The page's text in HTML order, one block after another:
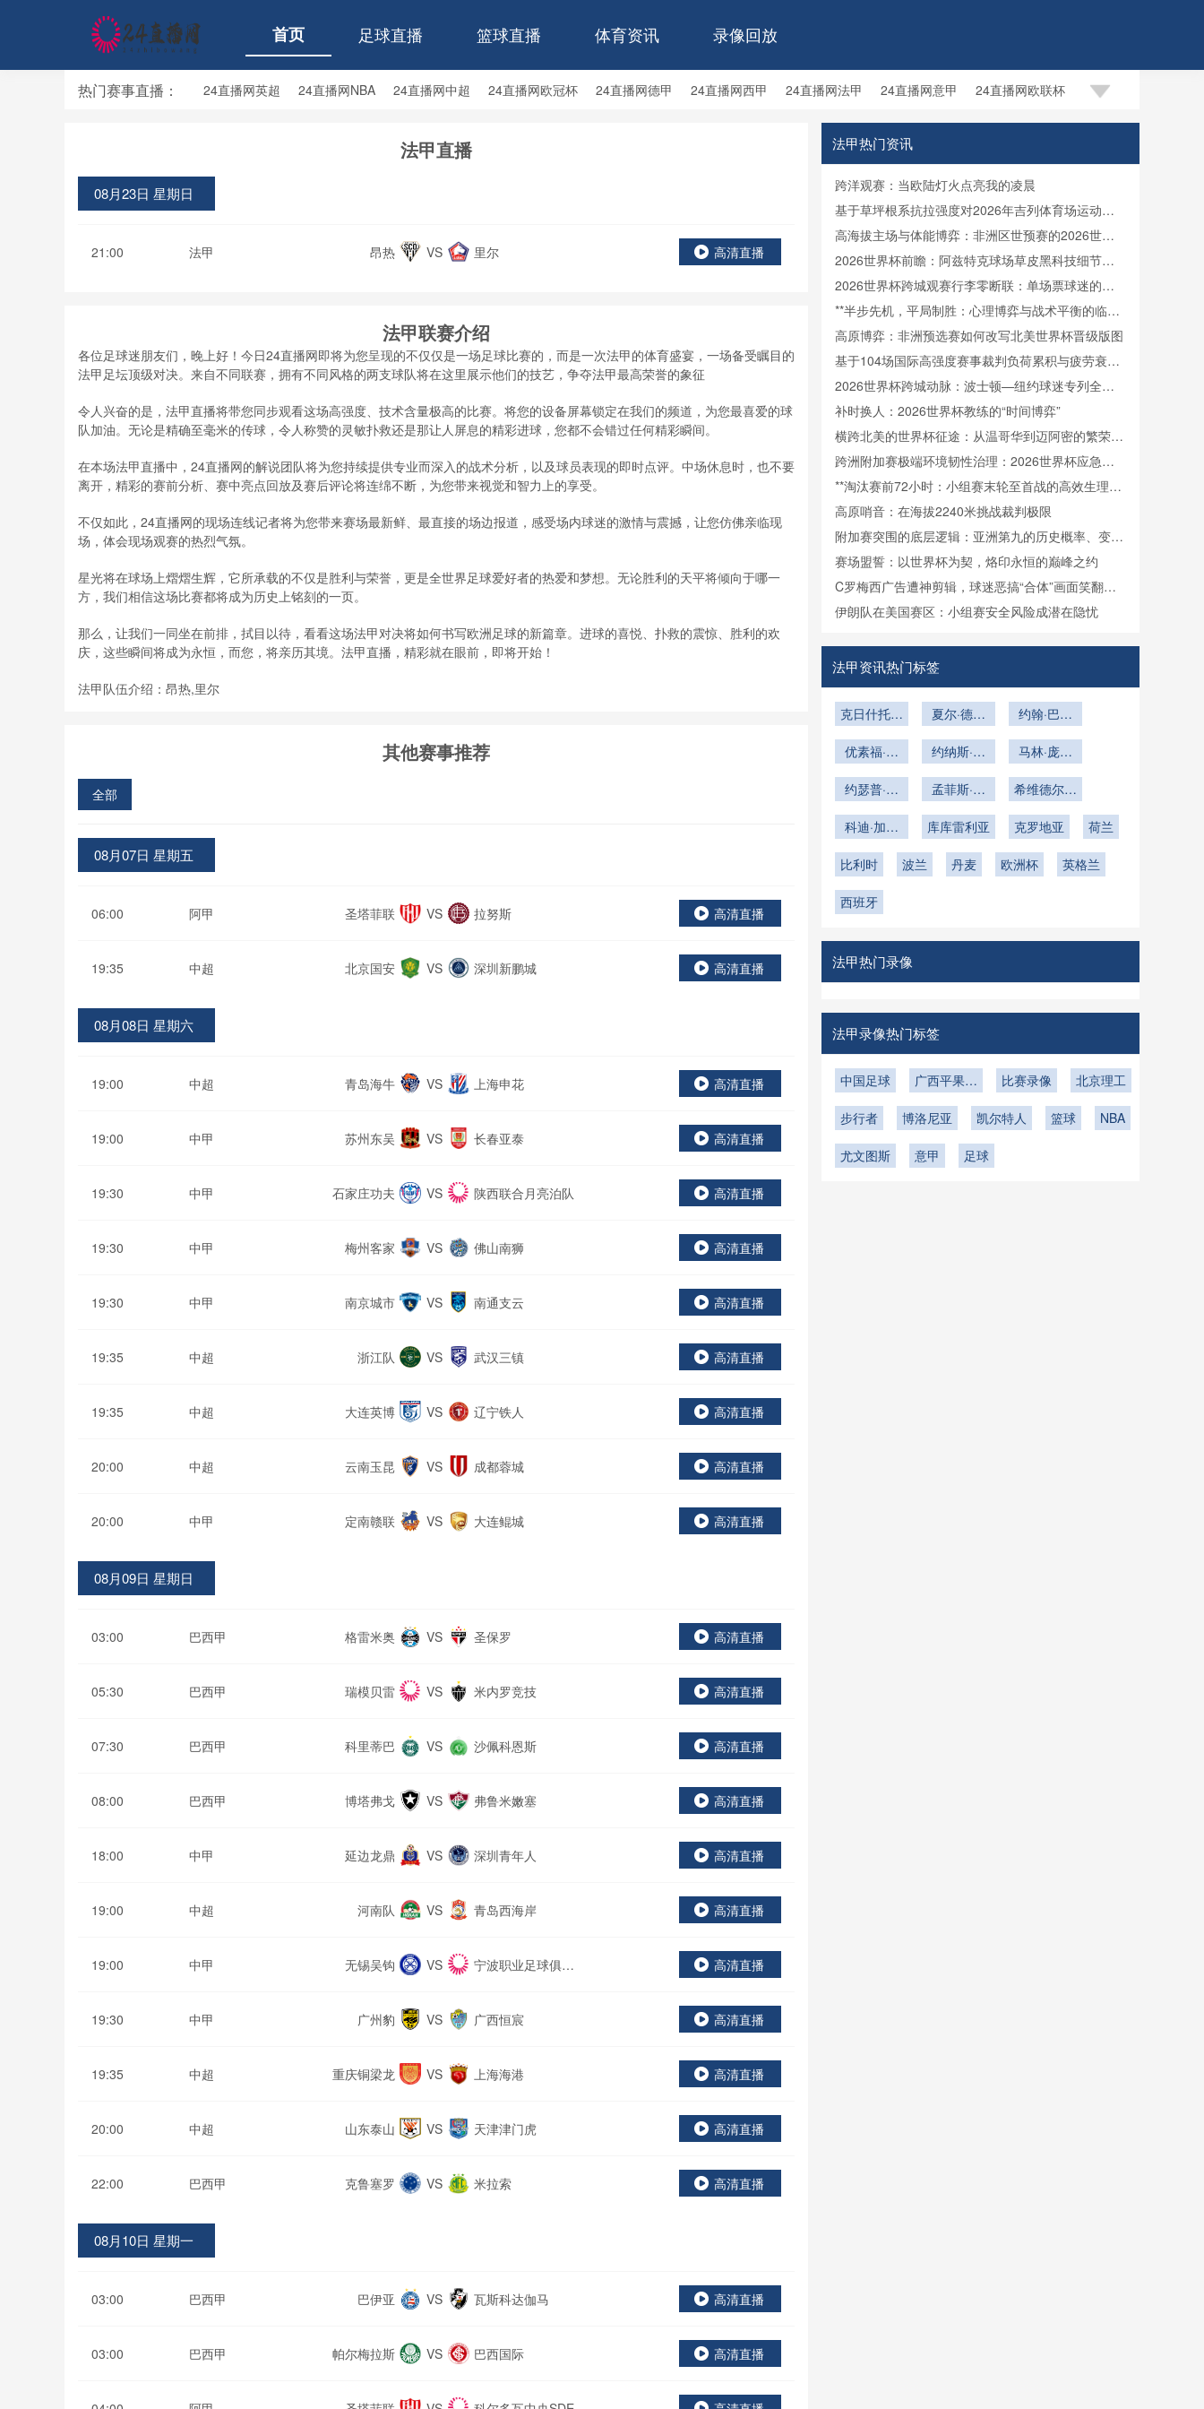
首页 足球直播 篮球直播 体育资讯 录像回放
热门赛事直播： 24直播网英超 24直播网NBA 24直播网中超 24直播网欧冠杯 24直播网德甲 24直播网西甲 24直播网法甲 24直播网意甲 24直播网欧联杯
法甲直播
08月23日 星期日
21:00 法甲 昂热 VS 里尔 高清直播
法甲联赛介绍
各位足球迷朋友们，晚上好！今日24直播网即将为您呈现的不仅仅是一场足球比赛的，而是一次法甲的体育盛宴，一场备受瞩目的
法甲足坛顶级对决。来自不同联赛，拥有不同风格的两支球队将在这里展示他们的技艺，争夺法甲最高荣誉的象征
令人兴奋的是，法甲直播将带您同步观看这场高强度、技术含量极高的比赛。将您的设备屏幕锁定在我们的频道，为您最喜爱的球
队加油。无论是精确至毫米的传球，令人称赞的灵敏扑救还是那让人屏息的精彩进球，您都不会错过任何精彩瞬间。
在本场法甲直播中，24直播网的解说团队将为您持续提供专业而深入的战术分析，以及球员表现的即时点评。中场休息时，也不要
离开，精彩的赛前分析、赛中亮点回放及赛后评论将连绵不断，为您带来视觉和智力上的享受。
不仅如此，24直播网的现场连线记者将为您带来赛场最新鲜、最直接的场边报道，感受场内球迷的激情与震撼，让您仿佛亲临现
场，体会现场观赛的热烈气氛。
星光将在球场上熠熠生辉，它所承载的不仅是胜利与荣誉，更是全世界足球爱好者的热爱和梦想。无论胜利的天平将倾向于哪一
方，我们相信这场比赛都将成为历史上铭刻的一页。
那么，让我们一同坐在前排，拭目以待，看看这场法甲对决将如何书写欧洲足球的新篇章。进球的喜悦、扑救的震惊、胜利的欢
庆，这些瞬间将成为永恒，而您，将亲历其境。法甲直播，精彩就在眼前，即将开始！
法甲队伍介绍：昂热,里尔
其他赛事推荐
全部
08月07日 星期五
06:00 阿甲 圣塔菲联 VS 拉努斯 高清直播
19:35 中超 北京国安 VS 深圳新鹏城 高清直播
08月08日 星期六
19:00 中超 青岛海牛 VS 上海申花 高清直播
19:00 中甲 苏州东吴 VS 长春亚泰 高清直播
19:30 中甲 石家庄功夫 VS 陕西联合月亮泊队 高清直播
19:30 中甲 梅州客家 VS 佛山南狮 高清直播
19:30 中甲 南京城市 VS 南通支云 高清直播
19:35 中超 浙江队 VS 武汉三镇 高清直播
19:35 中超 大连英博 VS 辽宁铁人 高清直播
20:00 中超 云南玉昆 VS 成都蓉城 高清直播
20:00 中甲 定南赣联 VS 大连鲲城 高清直播
08月09日 星期日
03:00 巴西甲 格雷米奥 VS 圣保罗 高清直播
05:30 巴西甲 瑞模贝雷 VS 米内罗竞技 高清直播
07:30 巴西甲 科里蒂巴 VS 沙佩科恩斯 高清直播
08:00 巴西甲 博塔弗戈 VS 弗鲁米嫩塞 高清直播
18:00 中甲 延边龙鼎 VS 深圳青年人 高清直播
19:00 中超 河南队 VS 青岛西海岸 高清直播
19:00 中甲 无锡吴钩 VS 宁波职业足球俱乐
部
高清直播
19:30 中甲 广州豹 VS 广西恒宸 高清直播
19:35 中超 重庆铜梁龙 VS 上海海港 高清直播
20:00 中超 山东泰山 VS 天津津门虎 高清直播
22:00 巴西甲 克鲁塞罗 VS 米拉索 高清直播
08月10日 星期一
03:00 巴西甲 巴伊亚 VS 瓦斯科达伽马 高清直播
03:00 巴西甲 帕尔梅拉斯 VS 巴西国际 高清直播
法甲热门资讯
跨洋观赛：当欧陆灯火点亮我的凌晨
基于草坪根系抗拉强度对2026年吉列体育场运动员
抓地安全性的影响分析
高海拔主场与体能博弈：非洲区世预赛的2026世界
杯突围逻辑
2026世界杯前瞻：阿兹特克球场草皮黑科技细节首
度揭秘
2026世界杯跨城观赛行李零断联：单场票球迷的极
速轻装中转方案
**半步先机，平局制胜：心理博弈与战术平衡的临界
点**
高原博弈：非洲预选赛如何改写北美世界杯晋级版图
基于104场国际高强度赛事裁判负荷累积与疲劳衰减
建模：2026世界杯裁判备战策略优化研究
2026世界杯跨城动脉：波士顿—纽约球迷专列全程
接驳体系深度拆解
补时换人：2026世界杯教练的“时间博弈”
横跨北美的世界杯征途：从温哥华到迈阿密的繁荣盛
宴与隐性成本
跨洲附加赛极端环境韧性治理：2026世界杯应急响
应与自适应机制研究
**淘汰赛前72小时：小组赛末轮至首战的高效生理恢
复策略**
高原哨音：在海拔2240米挑战裁判极限
附加赛突围的底层逻辑：亚洲第九的历史概率、变量
重构与关键破局
赛场盟誓：以世界杯为契，烙印永恒的巅峰之约
C罗梅西广告遭神剪辑，球迷恶搞“合体”画面笑翻全
网
伊朗队在美国赛区：小组赛安全风险成潜在隐忧
法甲资讯热门标签
克日什托夫
夏尔·德凯
约翰·巴卡
优素福·波
约纳斯·奥
马林·庞格
约瑟普·舒
孟菲斯·德
希维德尔斯
科迪·加克
库库雷利亚 克罗地亚 荷兰
比利时 波兰 丹麦 欧洲杯 英格兰
西班牙
法甲热门录像
法甲录像热门标签
中国足球
广西平果哈
比赛录像 北京理工
步行者 博洛尼亚 凯尔特人 篮球 NBA
尤文图斯 意甲 足球